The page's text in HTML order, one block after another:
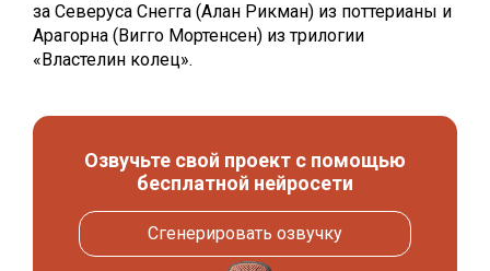
за Северуса Снегга (Алан Рикман) из поттерианы и
Арагорна (Вигго Мортенсен) из трилогии
«Властелин колец».
Озвучьте свой проект с помощью
бесплатной нейросети
Сгенерировать озвучку